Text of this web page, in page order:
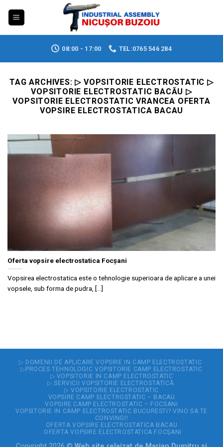
08:00 - 17:00 TEL:0765 546 284
TAG ARCHIVES:▷ VOPSITORIE ELECTROSTATIC ▷
VOPSITORIE ELECTROSTATIC BACĂU ▷
VOPSITORIE ELECTROSTATIC VRANCEA OFERTA
VOPSIRE ELECTROSTATICA BACAU
Oferta vopsire electrostatica Focșani
Vopsirea electrostatica este o tehnologie superioara de aplicare a unei
vopsele, sub forma de pudra, [...]
▷ DOMENII DE APLICARE VOPSIRE IN CAMP ELECTROSTATIC
▷PROCES TEHNOLOGIC VOPSITORIE CAMP ELECTROSTATIC
▷ VOPSITORIE IN CAMP ELECTROSTATIC
▷ SERVICII VOPSITORIE ELECTROSTATICĂ.
▷ VOPSITORIE ELECTROSTATIC
VOPSIRE CAMP ELECTROSTATIC – BACAU
VOPSIRE CAMP ELECTROSTATIC – FOCSANI
VOPSITORIE IN CAMP ELECTROSTATIC BUCURESTI? VINO SA TE
CONVINGI!
OFERTA VOPSIRE ELECTROSTATICA BACAU
OFERTA VOPSIRE ELECTROSTATICA FOCȘANI